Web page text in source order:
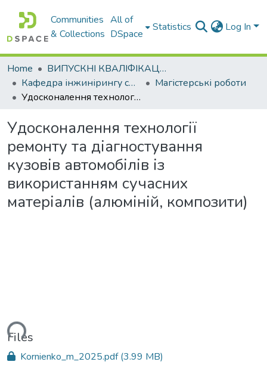
Communities
& Collections
All of
DSpace
Statistics Log In
Home
ВИПУСКНІ КВАЛІФІКАЦІЙНІ РОБОТИ
Кафедра інжинірингу систем автомобільного транспорту
Магістерські роботи
Удосконалення технології ремонту та діагностування кузовів автомобілів із використанням сучасних матеріалів (алюміній, композити)
Удосконалення технології
ремонту та діагностування
кузовів автомобілів із
використанням сучасних
матеріалів (алюміній, композити)
Files
Kornienko_m_2025.pdf(3.99 MB)